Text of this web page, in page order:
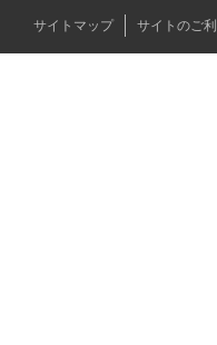
サイトマップ サイトのご